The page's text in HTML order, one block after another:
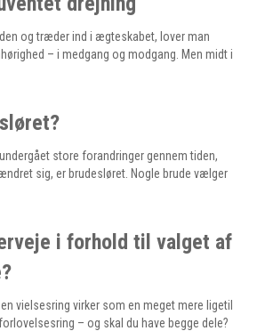
og træder ind i ægteskabet, lover man
– i medgang og modgang. Men midt i
store forandringer gennem tiden,
sig, er brudesløret. Nogle brude vælger
i forhold til valget af
vielsesring virker som en meget mere ligetil
– og skal du have begge dele?